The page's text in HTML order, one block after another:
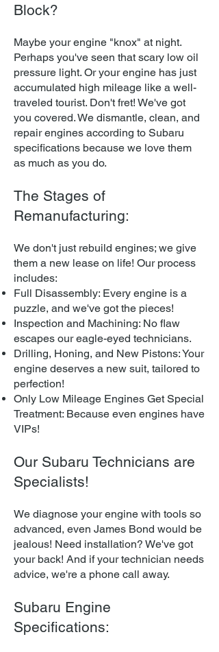
Block?
Maybe your engine "knox" at night.
Perhaps you've seen that scary low oil
pressure light. Or your engine has just
accumulated high mileage like a well-
traveled tourist. Don't fret! We've got
you covered. We dismantle, clean, and
repair engines according to Subaru
specifications because we love them
as much as you do.
The Stages of
Remanufacturing:
We don't just rebuild engines; we give
them a new lease on life! Our process
includes:
Full Disassembly: Every engine is a
puzzle, and we've got the pieces!
Inspection and Machining: No flaw
escapes our eagle-eyed technicians.
Drilling, Honing, and New Pistons: Your
engine deserves a new suit, tailored to
perfection!
Only Low Mileage Engines Get Special
Treatment: Because even engines have
VIPs!
Our Subaru Technicians are
Specialists!
We diagnose your engine with tools so
advanced, even James Bond would be
jealous! Need installation? We've got
your back! And if your technician needs
advice, we're a phone call away.
Subaru Engine
Specifications: